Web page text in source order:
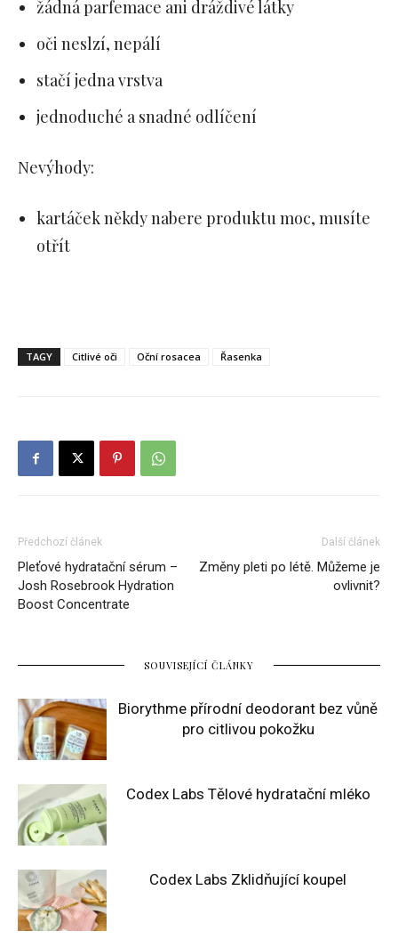
žádná parfemace ani dráždivé látky
oči neslzí, nepálí
stačí jedna vrstva
jednoduché a snadné odlíčení
Nevýhody:
kartáček někdy nabere produktu moc, musíte
otřít
TAGY Citlivé oči Oční rosacea Řasenka
Předchozí článek
Pleťové hydratační sérum –
Josh Rosebrook Hydration
Boost Concentrate
Další článek
Změny pleti po létě. Můžeme je
ovlivnit?
SOUVISEJÍCÍ ČLÁNKY
Biorythme přírodní deodorant bez vůně
pro citlivou pokožku
Codex Labs Tělové hydratační mléko
Codex Labs Zklidňující koupel